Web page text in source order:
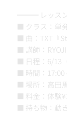
━━━ レッス
■ クラス：単
■ 曲：TXT『
■ 講師：RYOJI
■ 日程：6/13
■ 時間：17:00
■ 場所：高田
■ 料金：体験
■ 持ち物：動